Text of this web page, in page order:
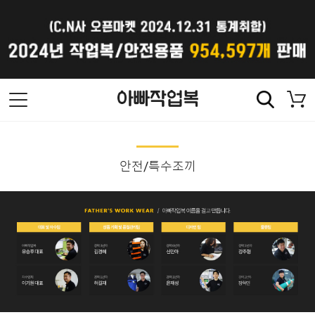
안전/특수조끼